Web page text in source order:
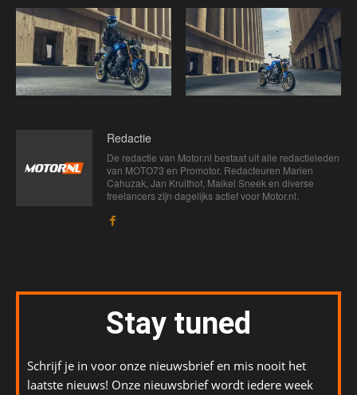
Redactie
De redactie van Motor.nl bestaat uit alle redactieleden
van MOTO73 en Promotor. Redacteuren Marien
Cahuzak, Jan Kruithof, Maikel Sneek en diverse
freelancers zijn dagelijks actief voor Motor.nl.
Stay tuned
Schrijf je in voor onze nieuwsbrief en mis nooit het
laatste nieuws! Onze nieuwsbrief wordt iedere week